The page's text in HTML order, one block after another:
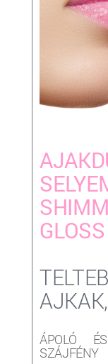
GLOSS
ÁPOLÓ
SZÁJFÉNY